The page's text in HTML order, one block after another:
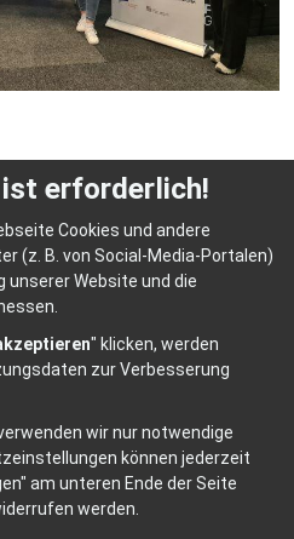
Abensberg
Impressum
erforderlich!
Cookies und andere
(z. B. von Social-Media-Portalen)
unserer Website und die
" klicken, werden
zur Verbesserung
wir nur notwendige
können jederzeit
am unteren Ende der Seite
werden.